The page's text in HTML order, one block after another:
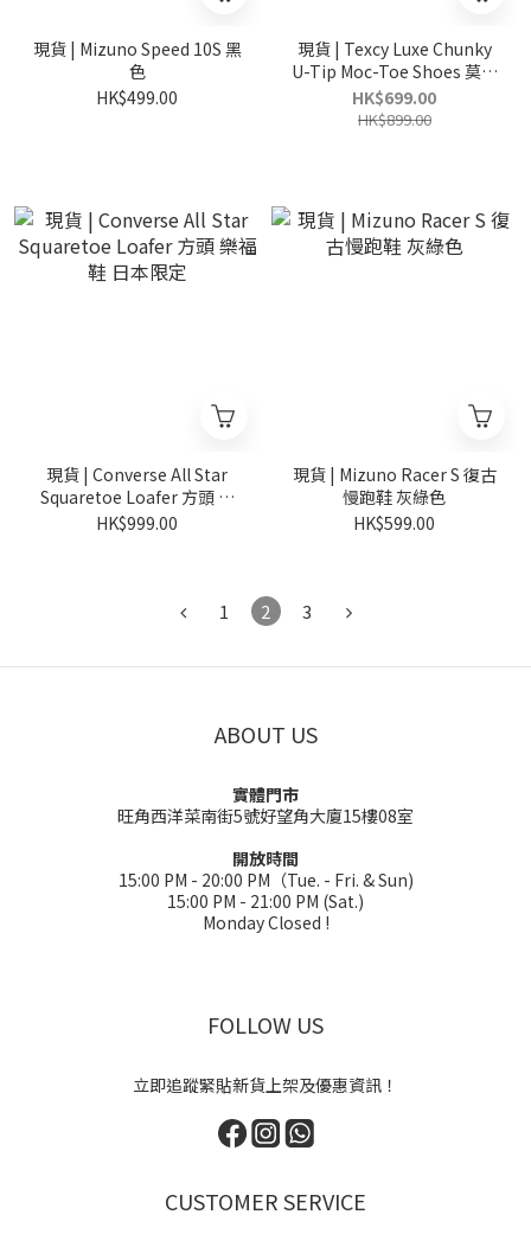
現貨 | Mizuno Speed 10S 黑
色
HK$499.00
現貨 | Texcy Luxe Chunky
U-Tip Moc-Toe Shoes 莫卡
辛鞋
HK$699.00
HK$899.00
現貨 | Converse All Star
Squaretoe Loafer 方頭 樂
福鞋 日本限定
HK$999.00
現貨 | Mizuno Racer S 復古
慢跑鞋 灰綠色
HK$599.00
1 2 3
ABOUT US
實體門市
旺角西洋菜南街5號好望角大廈15樓08室
開放時間
15:00 PM - 20:00 PM（Tue. - Fri. & Sun)
15:00 PM - 21:00 PM (Sat.)
Monday Closed !
FOLLOW US
立即追蹤緊貼新貨上架及優惠資訊！
CUSTOMER SERVICE